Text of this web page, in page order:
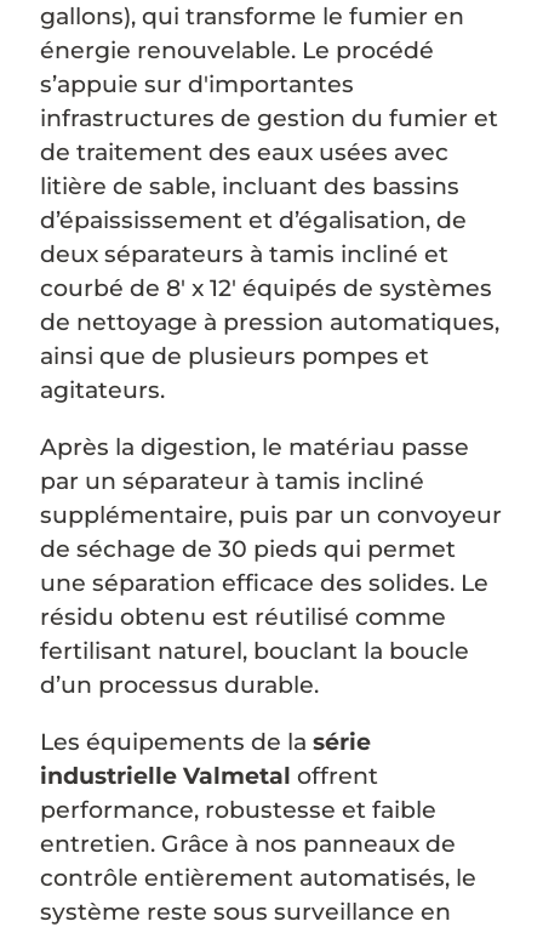
gallons), qui transforme le fumier en
énergie renouvelable. Le procédé
s’appuie sur d'importantes
infrastructures de gestion du fumier et
de traitement des eaux usées avec
litière de sable, incluant des bassins
d’épaississement et d’égalisation, de
deux séparateurs à tamis incliné et
courbé de 8' x 12' équipés de systèmes
de nettoyage à pression automatiques,
ainsi que de plusieurs pompes et
agitateurs.
Après la digestion, le matériau passe
par un séparateur à tamis incliné
supplémentaire, puis par un convoyeur
de séchage de 30 pieds qui permet
une séparation efficace des solides. Le
résidu obtenu est réutilisé comme
fertilisant naturel, bouclant la boucle
d’un processus durable.
Les équipements de lasérie
industrielle Valmetal offrent
performance, robustesse et faible
entretien. Grâce à nos panneaux de
contrôle entièrement automatisés, le
système reste sous surveillance en